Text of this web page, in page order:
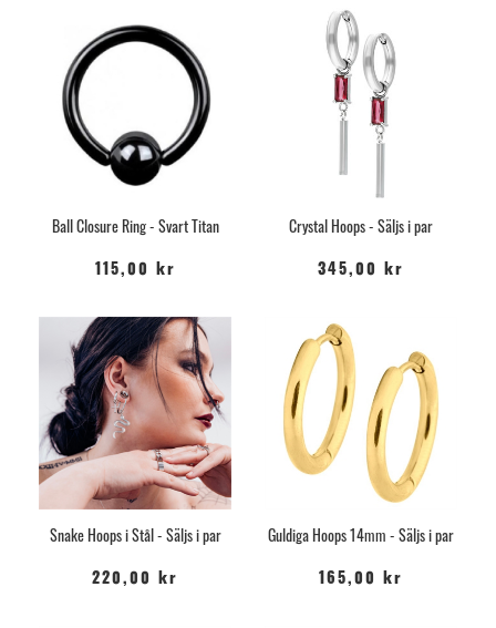
Ball Closure Ring - Svart Titan
115,00 kr
Crystal Hoops - Säljs i par
345,00 kr
Snake Hoops i Stål - Säljs i par
220,00 kr
Guldiga Hoops 14mm - Säljs i par
165,00 kr